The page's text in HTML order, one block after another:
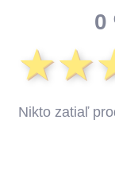
0
Nikto zatiaľ